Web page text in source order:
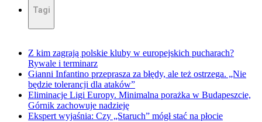
Tagi
Z kim zagrają polskie kluby w europejskich pucharach?
Rywale i terminarz
Gianni Infantino przeprasza za błędy, ale też ostrzega. „Nie
będzie tolerancji dla ataków”
Eliminacje Ligi Europy. Minimalna porażka w Budapeszcie,
Górnik zachowuje nadzieję
Ekspert wyjaśnia: Czy „Staruch” mógł stać na płocie